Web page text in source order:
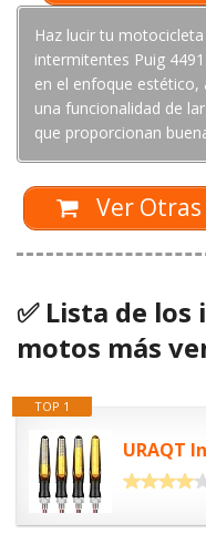
Haz lucir tu
intermitentes Puig
en el enfoque estético,
una funcionalidad de
que proporcionan
Ver
✅ Lista de
motos más
TOP 1